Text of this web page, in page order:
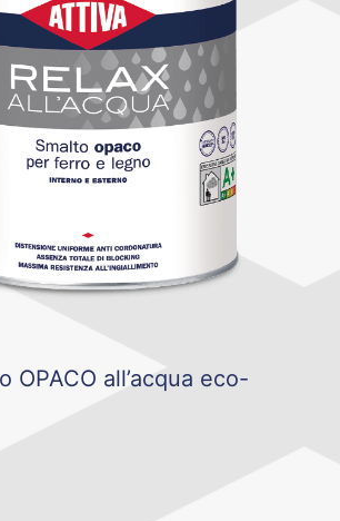
OPACO all’acqua eco-